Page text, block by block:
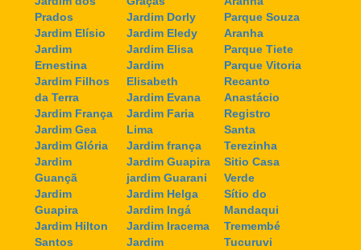
Prados
Jardim Elísio
Jardim
Ernestina
Jardim Filhos
da Terra
Jardim França
Jardim Gea
Jardim Glória
Jardim
Guançã
Jardim
Guapira
Jardim Hilton
Santos
Jardim Dorly
Jardim Eledy
Jardim Elisa
Jardim
Elisabeth
Jardim Evana
Jardim Faria
Lima
Jardim frança
Jardim Guapira
jardim Guarani
Jardim Helga
Jardim Ingá
Jardim Iracema
Jardim
Parque Souza
Aranha
Parque Tiete
Parque Vitoria
Recanto
Anastácio
Registro
Santa
Terezinha
Sitio Casa
Verde
Sítio do
Mandaqui
Tremembé
Tucuruvi